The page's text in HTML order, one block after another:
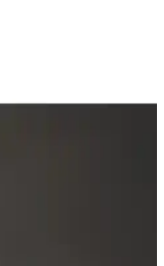
kontrolü
ve kaliteli model
Markalar,